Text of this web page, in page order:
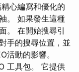
心編寫和優化的
。 如果發生這種
。 在開始搜尋引
手的搜尋位置，並
活動的影響。
工具包。 它提供